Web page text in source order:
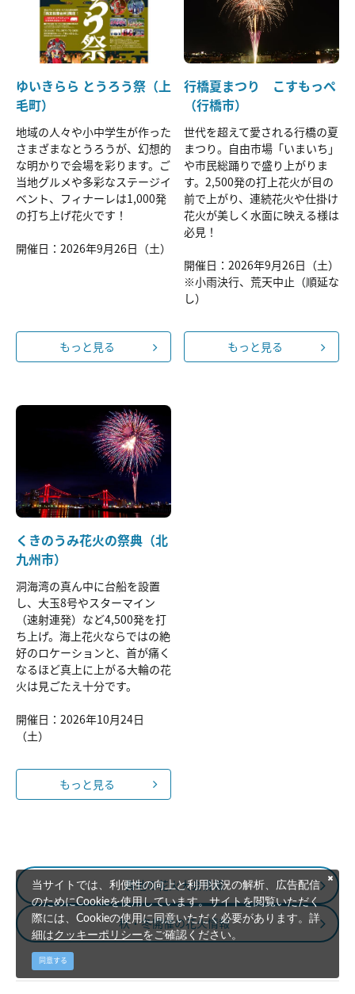
ゆいきらら とうろう祭（上
毛町）
地域の人々や小中学生が作った
さまざまなとうろうが、幻想的
な明かりで会場を彩ります。ご
当地グルメや多彩なステージイ
ベント、フィナーレは1,000発
の打ち上げ花火です！
開催日：2026年9月26日（土）
もっと見る
行橋夏まつり こすもっぺ
（行橋市）
世代を超えて愛される行橋の夏
まつり。自由市場「いまいち」
や市民総踊りで盛り上がりま
す。2,500発の打上花火が目の
前で上がり、連続花火や仕掛け
花火が美しく水面に映える様は
必見！
開催日：2026年9月26日（土）
※小雨決行、荒天中止（順延な
し）
もっと見る
くきのうみ花火の祭典（北
九州市）
洞海湾の真ん中に台船を設置
し、大玉8号やスターマイン
（速射連発）など4,500発を打
ち上げ。海上花火ならではの絶
好のロケーションと、首が痛く
なるほど真上に上がる大輪の花
火は見ごたえ十分です。
開催日：2026年10月24日
（土）
もっと見る
各地の花火大会情報
秋・冬開催の花火情報
当サイトでは、利便性の向上と利用状況の解析、広告配信
のためにCookieを使用しています。サイトを閲覧いただく
際には、Cookieの使用に同意いただく必要があります。詳
細はクッキーポリシーをご確認ください。
同意する